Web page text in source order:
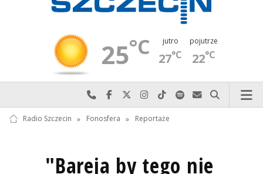
25°C jutro
27°C
pojutrze
22°C
Najlepiej po prostu do nas zadzwoń
Odwiedź nas na Facebook-u
Odwiedź nas na X
Odwiedź nas na Instagram-ie
Odwiedź nas na TikTok-u
Szukaj nas na Spotify
Wyślij do nas
Szukaj
Radio Szczecin » Fonosfera » Reportaże
"Bareja by tego nie